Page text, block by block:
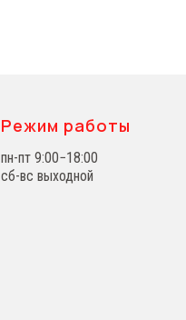
Режим работы
пн-пт 9:00−18:00
сб-вс выходной